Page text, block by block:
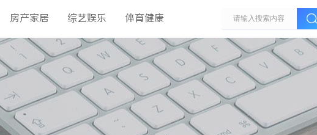
房产家居 综艺娱乐 体育健康